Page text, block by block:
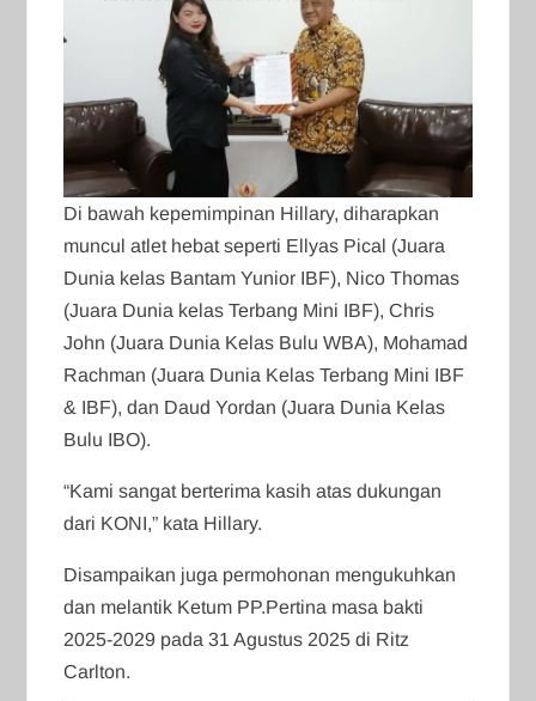
Di bawah kepemimpinan Hillary, diharapkan
muncul atlet hebat seperti Ellyas Pical (Juara
Dunia kelas Bantam Yunior IBF), Nico Thomas
(Juara Dunia kelas Terbang Mini IBF), Chris
John (Juara Dunia Kelas Bulu WBA), Mohamad
Rachman (Juara Dunia Kelas Terbang Mini IBF
& IBF), dan Daud Yordan (Juara Dunia Kelas
Bulu IBO).
“Kami sangat berterima kasih atas dukungan
dari KONI,” kata Hillary.
Disampaikan juga permohonan mengukuhkan
dan melantik Ketum PP.Pertina masa bakti
2025-2029 pada 31 Agustus 2025 di Ritz
Carlton.